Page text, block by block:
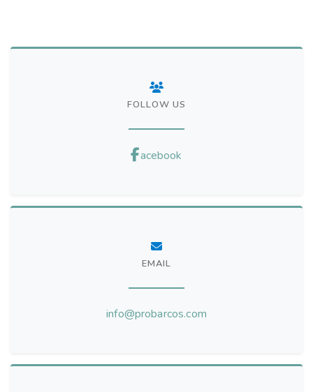
FOLLOW US
acebook
EMAIL
info@probarcos.com